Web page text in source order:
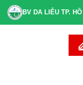
BV DA LIỄU TP.